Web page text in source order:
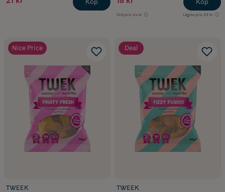
Köp
Ord.pris 24 kr Lägsta pris 23 kr
Köp
Nice Price
TWEEK
Deal
TWEEK